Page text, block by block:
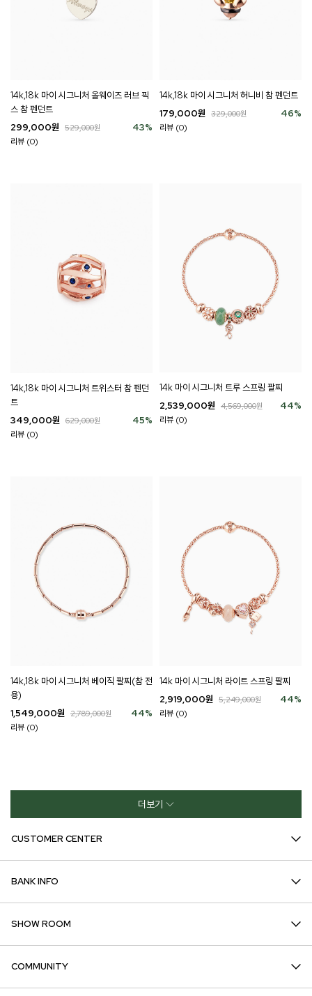
14k,18k 마이 시그니처 올웨이즈 러브 픽
스 참 펜던트
43%
299,000원 529,000원
리뷰 (0)
14k,18k 마이 시그니처 허니비 참 펜던트
46%
179,000원 329,000원
리뷰 (0)
14k,18k 마이 시그니처 트위스터 참 펜던
트
45%
349,000원 629,000원
리뷰 (0)
14k 마이 시그니처 트루 스프링 팔찌
44%
2,539,000원 4,569,000원
리뷰 (0)
14k,18k 마이 시그니처 베이직 팔찌(참 전
용)
44%
1,549,000원 2,789,000원
리뷰 (0)
14k 마이 시그니처 라이트 스프링 팔찌
44%
2,919,000원 5,249,000원
리뷰 (0)
더보기
CUSTOMER CENTER
BANK INFO
SHOW ROOM
COMMUNITY